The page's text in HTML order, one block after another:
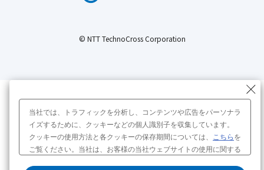
© NTT TechnoCross Corporation
当社では、トラフィックを分析し、コンテンツや広告をパーソナラ
イズするために、クッキーなどの個人識別子を収集しています。
クッキーの使用方法と各クッキーの保存期間については、 こちら を
ご覧ください。当社は、お客様の当社ウェブサイトの使用に関する